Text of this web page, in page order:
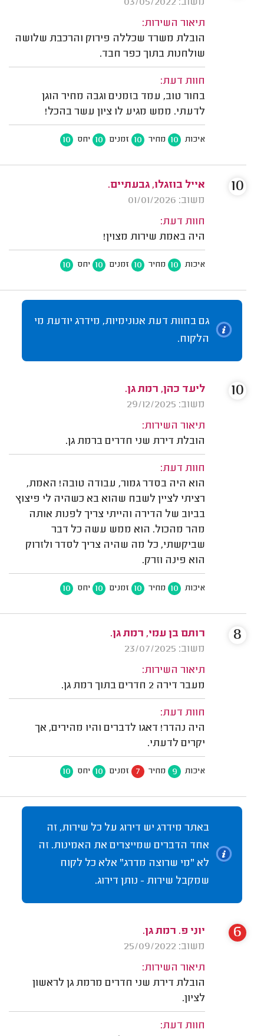
משוב: 03/05/2022
תיאור השירות:
הובלת משרד שכללה פירוק והרכבת שלושה
שולחנות בתוך כפר חבד.
חוות דעת:
בחור טוב, עמד בזמנים וגבה מחיר הוגן
לדעתי. ממש מגיע לו ציון עשר בהכל!
איכות 10 מחיר 10 זמנים 10 יחס 10
אייל בוזגלו, גבעתיים.
משוב: 01/01/2026
חוות דעת:
היה באמת שירות מצוין!
איכות 10 מחיר 10 זמנים 10 יחס 10
10
גם בחוות דעת אנונימיות, מידרג יודעת מי
הלקוח.
ליעד כהן, רמת גן.
משוב: 29/12/2025
תיאור השירות:
הובלת דירת שני חדרים ברמת גן.
חוות דעת:
הוא היה בסדר גמור, עבודה טובה! האמת,
רציתי לציין לשבח שהוא בא כשהיה לי פיצוץ
בביוב של הדירה והייתי צריך לפנות אותה
מהר מהכול. הוא ממש עשה כל דבר
שביקשתי, כל מה שהיה צריך לסדר ולזרוק
הוא פינה וזרק.
איכות 10 מחיר 10 זמנים 10 יחס 10
10
רותם בן עמי, רמת גן.
משוב: 23/07/2025
תיאור השירות:
מעבר דירה 2 חדרים בתוך רמת גן.
חוות דעת:
היה נהדר! דאגו לדברים והיו מהירים, אך
יקרים לדעתי.
איכות 9 מחיר 7 זמנים 10 יחס 10
8
באתר מידרג יש דירוג על כל שירות, זה
אחד הדברים שמייצרים את האמינות. זה
לא "מי שרוצה מדרג" אלא כל לקוח
שמקבל שירות - נותן דירוג.
יוני פ. רמת גן.
משוב: 25/09/2022
תיאור השירות:
הובלת דירת שני חדרים מרמת גן לראשון
לציון.
חוות דעת:
6